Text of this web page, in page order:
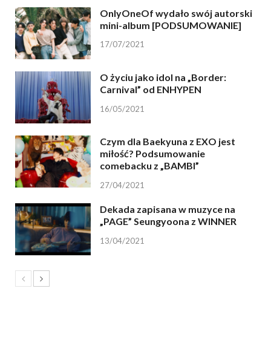
OnlyOneOf wydało swój autorski
mini-album [PODSUMOWANIE]
17/07/2021
O życiu jako idol na „Border:
Carnival” od ENHYPEN
16/05/2021
Czym dla Baekyuna z EXO jest
miłość? Podsumowanie
comebacku z „BAMBI”
27/04/2021
Dekada zapisana w muzyce na
„PAGE” Seungyoona z WINNER
13/04/2021